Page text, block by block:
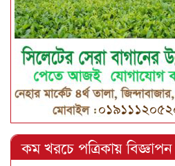
কম খরচে পত্রিকায়